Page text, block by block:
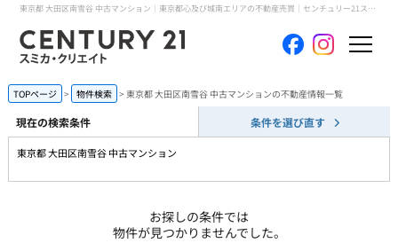
東京都 大田区南雪谷 中古マンション｜東京都心及び城南エリアの不動産売買｜センチュリー21スミカ・クリエイト
ホーム
当社について
買いたい
売りたい
TOPページ 物件検索 東京都 大田区南雪谷 中古マンションの不動産情報一覧
現在の検索条件 条件を選び直す
東京都 大田区南雪谷 中古マンション
お探しの条件では
物件が見つかりませんでした。